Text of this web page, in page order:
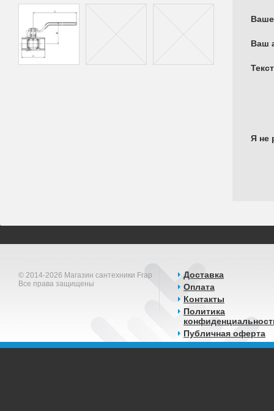
Ваш
Я не
© 2014-2026 Магазин сантехники Frap
Все права защищены
Доставка
Оплата
Контакты
Политика
Публичная оферта